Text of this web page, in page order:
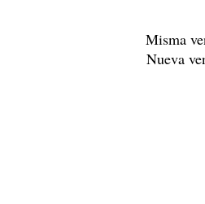
Misma
Nueva